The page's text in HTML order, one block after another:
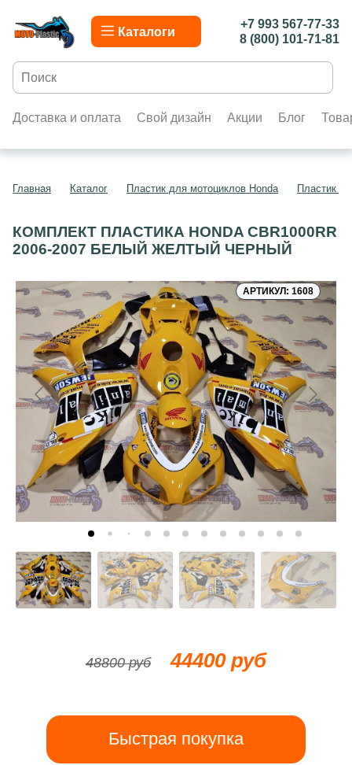
Каталоги
+7 993 567-77-33
8 (800) 101-71-81
Доставка и оплата Свой дизайн Акции Блог
Главная Каталог Пластик для мотоциклов Honda Пластик
КОМПЛЕКТ ПЛАСТИКА HONDA CBR1000RR
2006-2007 БЕЛЫЙ ЖЕЛТЫЙ ЧЕРНЫЙ
АРТИКУЛ: 1608
48800 руб 44400 руб
Быстрая покупка